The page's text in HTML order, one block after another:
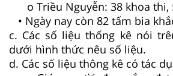
o Triều Nguyễn: 38 khoa thi,
• Ngày nay còn 82 tấm bia
c. Các số liệu thống kê nói
dưới hình thức nêu số liệu.
d. Các số liệu thông kê có tác